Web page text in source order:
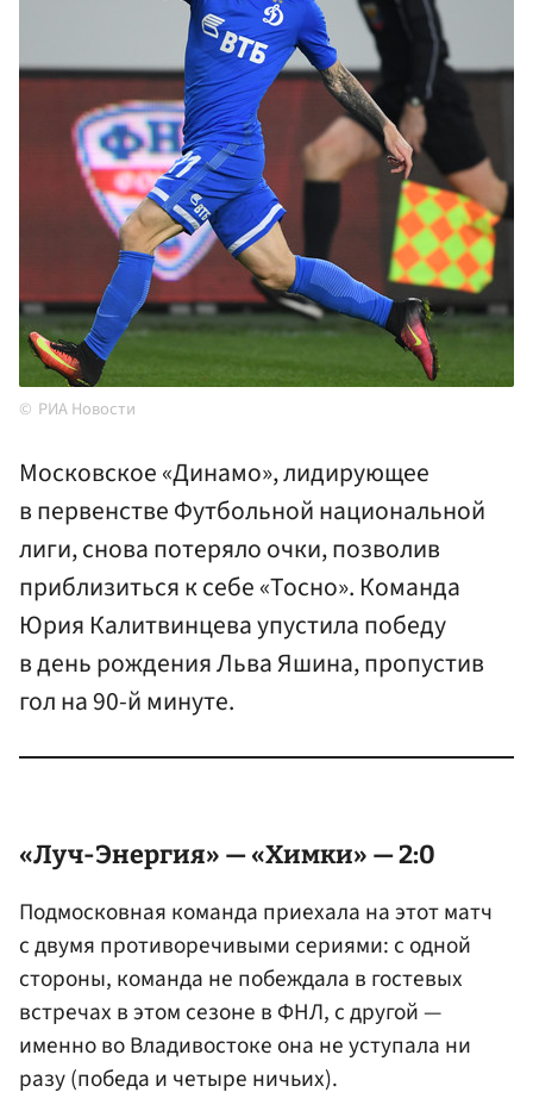
РИА Новости
Московское «Динамо», лидирующее
в первенстве Футбольной национальной
лиги, снова потеряло очки, позволив
приблизиться к себе «Тосно». Команда
Юрия Калитвинцева упустила победу
в день рождения Льва Яшина, пропустив
гол на 90-й минуте.
«Луч-Энергия» — «Химки» — 2:0
Подмосковная команда приехала на этот матч
с двумя противоречивыми сериями: с одной
стороны, команда не побеждала в гостевых
встречах в этом сезоне в ФНЛ, с другой —
именно во Владивостоке она не уступала ни
разу (победа и четыре ничьих).